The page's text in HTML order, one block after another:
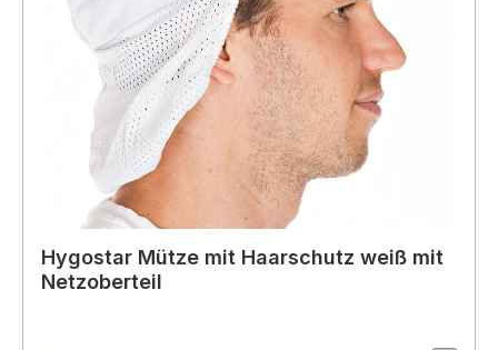
Hygostar Mütze mit Haarschutz weiß mit
Netzoberteil